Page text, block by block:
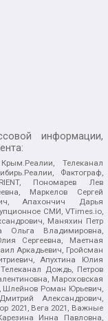
информации,
Телеканал
Фактограф,
Пономарев Лев
Маркелов Сергей
Апахончич Дарья
СМИ, VTimes.io,
Маняхин Петр
Ольга Владимировна,
Сергеевна, Маетная
Аркадьевич, Гройсман
Апухтина Юлия
Дождь, Петров
Мароховская
Шлейнов Роман Юрьевич,
Александрович,
2021, Вега 2021, Важные
Инна Павловна,